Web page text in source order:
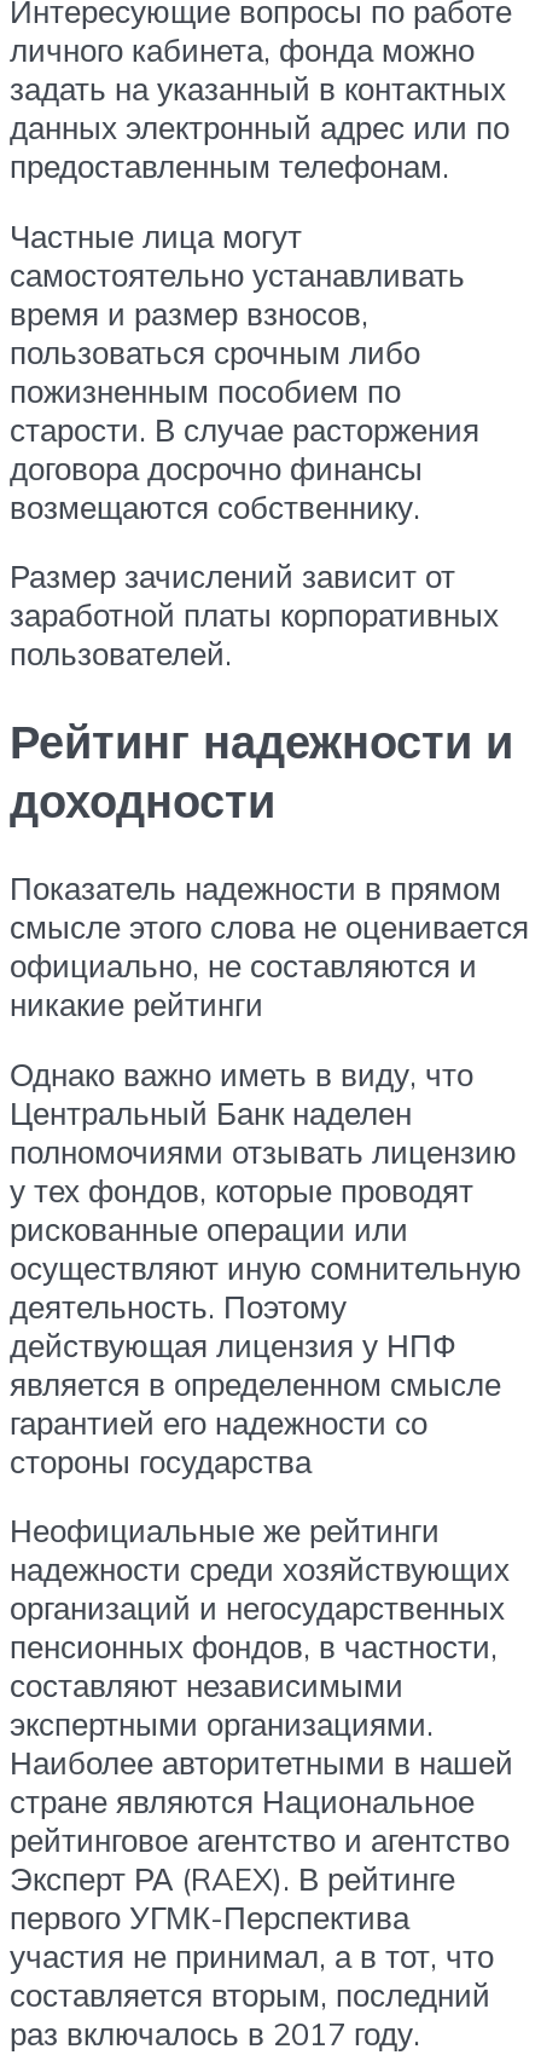
Интересующие вопросы по работе
личного кабинета, фонда можно
задать на указанный в контактных
данных электронный адрес или по
предоставленным телефонам.
Частные лица могут
самостоятельно устанавливать
время и размер взносов,
пользоваться срочным либо
пожизненным пособием по
старости. В случае расторжения
договора досрочно финансы
возмещаются собственнику.
Размер зачислений зависит от
заработной платы корпоративных
пользователей.
Рейтинг надежности и
доходности
Показатель надежности в прямом
смысле этого слова не оценивается
официально, не составляются и
никакие рейтинги
Однако важно иметь в виду, что
Центральный Банк наделен
полномочиями отзывать лицензию
у тех фондов, которые проводят
рискованные операции или
осуществляют иную сомнительную
деятельность. Поэтому
действующая лицензия у НПФ
является в определенном смысле
гарантией его надежности со
стороны государства
Неофициальные же рейтинги
надежности среди хозяйствующих
организаций и негосударственных
пенсионных фондов, в частности,
составляют независимыми
экспертными организациями.
Наиболее авторитетными в нашей
стране являются Национальное
рейтинговое агентство и агентство
Эксперт РА (RAEX). В рейтинге
первого УГМК-Перспектива
участия не принимал, а в тот, что
составляется вторым, последний
раз включалось в 2017 году.